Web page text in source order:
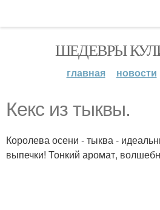
ШЕДЕВРЫ
главная новости
Кекс из тыквы.
Королева осени - тыква -
выпечки! Тонкий аромат,